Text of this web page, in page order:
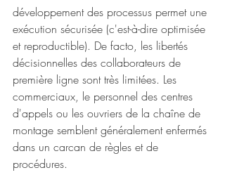
développement des processus permet une
exécution sécurisée (c'est-à-dire optimisée
et reproductible). De facto, les libertés
décisionnelles des collaborateurs de
première ligne sont très limitées. Les
commerciaux, le personnel des centres
d'appels ou les ouvriers de la chaîne de
montage semblent généralement enfermés
dans un carcan de règles et de
procédures.